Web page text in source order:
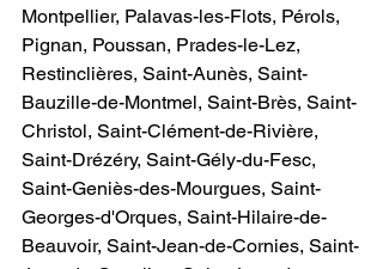
Montpellier, Palavas-les-Flots, Pérols,
Pignan, Poussan, Prades-le-Lez,
Restinclières, Saint-Aunès, Saint-
Bauzille-de-Montmel, Saint-Brès, Saint-
Christol, Saint-Clément-de-Rivière,
Saint-Drézéry, Saint-Gély-du-Fesc,
Saint-Geniès-des-Mourgues, Saint-
Georges-d'Orques, Saint-Hilaire-de-
Beauvoir, Saint-Jean-de-Cornies, Saint-